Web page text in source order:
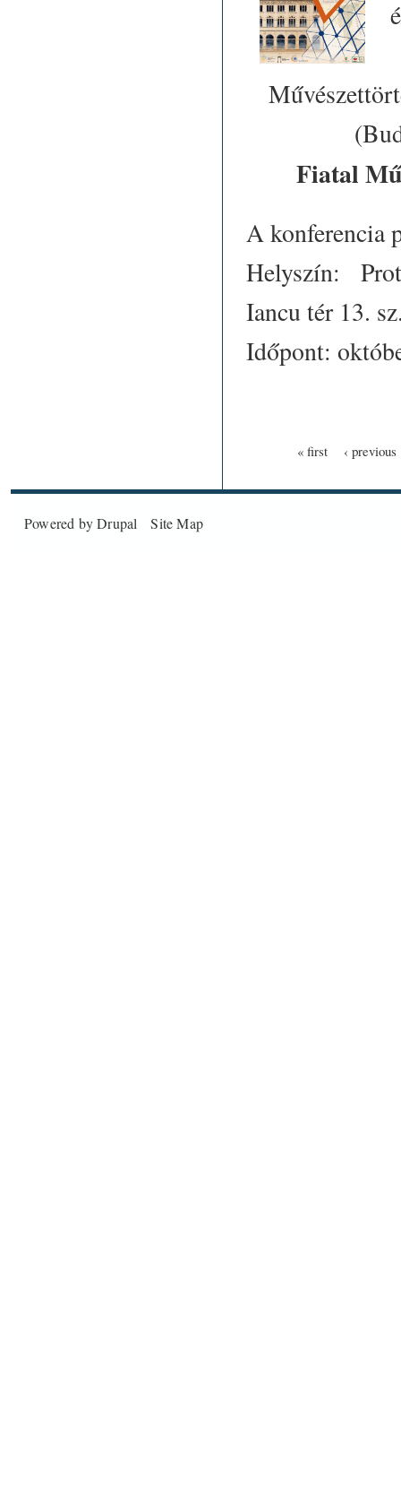
Fiatal
A konferencia
Helyszín:
Iancu tér 13.
Időpont:
« first ‹ previous
Powered byDrupal Site Map